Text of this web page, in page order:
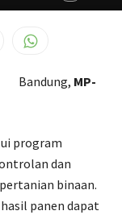
Bandung, MP-
program
dan
binaan.
panen dapat